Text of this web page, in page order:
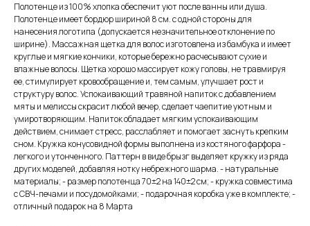
Полотенце из 100% хлопка обеспечит уют после ванны или душа.
Полотенце имеет бордюр шириной 8 см. с одной стороны для
нанесения логотипа (допускается незначительное отклонение по
ширине). Массажная щетка для волос изготовлена из бамбука и имеет
круглые и мягкие кончики, которые бережно расчесывают сухие и
влажные волосы. Щетка хорошо массирует кожу головы, не травмируя
ее, стимулирует кровообращение и, тем самым, улучшает рост и
структуру волос. Успокаивающий травяной напиток с добавлением
мяты и мелиссы скрасит любой вечер, сделает чаепитие уютным и
умиротворяющим. Напиток обладает мягким успокаивающим
действием, снимает стресс, расслабляет и помогает заснуть крепким
сном. Кружка конусовидной формы выполнена из костяного фарфора -
легкого и утонченного. Паттерн в виде брызг выделяет кружку из ряда
других моделей, добавляя нотку небрежного шарма. - натуральные
материалы; - размер полотенца 70±2 на 140±2 см; - кружка совместима
с СВЧ-печами и посудомойками; - подарочная коробка уже в комплекте; -
отличный подарок на 8 Марта